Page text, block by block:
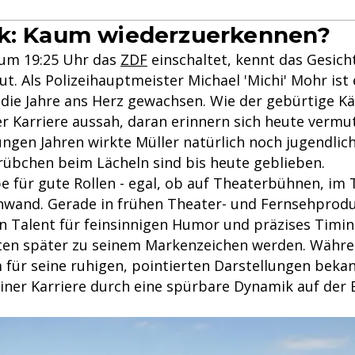
Kaum wiederzuerkennen?
19:25 Uhr das ZDF einschaltet, kennt das
Als Polizeihauptmeister Michael 'Michi' Mohr ist
Jahre ans Herz gewachsen. Wie der gebürtige
Karriere aussah, daran erinnern sich heute
Jahren wirkte Müller natürlich noch
beim Lächeln sind bis heute geblieben.
für gute Rollen - egal, ob auf Theaterbühnen, im
Gerade in frühen Theater- und
Talent für feinsinnigen Humor und präzises
später zu seinem Markenzeichen werden.
für seine ruhigen, pointierten Darstellungen
Karriere durch eine spürbare Dynamik auf der